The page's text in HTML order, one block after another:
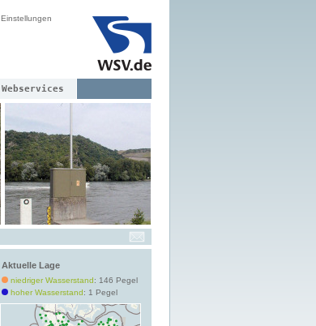
Einstellungen
Webservices
Aktuelle Lage
niedriger Wasserstand: 146 Pegel
hoher Wasserstand: 1 Pegel